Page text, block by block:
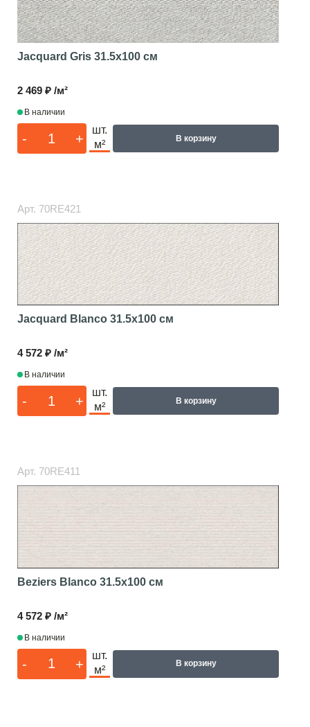
Jacquard Gris 31.5x100 см
2 469 ₽ /м²
В наличии
- +
шт.
м²
В корзину
Арт. 70RE421
Jacquard Blanco 31.5x100 см
4 572 ₽ /м²
В наличии
- +
шт.
м²
В корзину
Арт. 70RE411
Beziers Blanco 31.5x100 см
4 572 ₽ /м²
В наличии
- +
шт.
м²
В корзину